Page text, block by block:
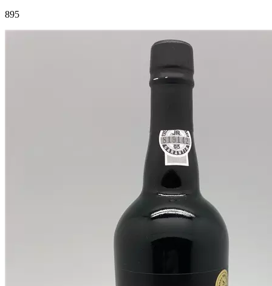
895